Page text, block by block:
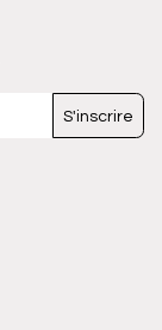
S'inscrire